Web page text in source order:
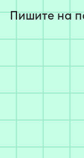
Пишите на